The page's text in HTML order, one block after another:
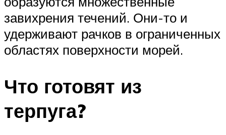
завихрения течений. Они-то и
удерживают рачков в ограниченных
областях поверхности морей.
Что готовят из
терпуга?